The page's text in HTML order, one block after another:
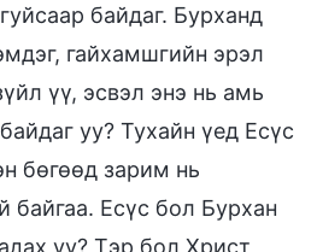
байдаг. Бурханд
гайхамшгийн эрэл
үү, эсвэл энэ нь амь
уу? Тухайн үед Есүс
бөгөөд зарим нь
байгаа. Есүс бол Бурхан
уу? Тэр бол Христ